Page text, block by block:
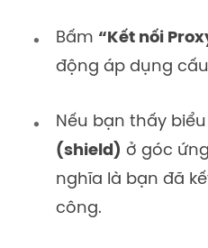
Bấm “Kết nối
động áp dụng
Nếu bạn thấy
(shield) ở góc
nghĩa là bạn đã
công.